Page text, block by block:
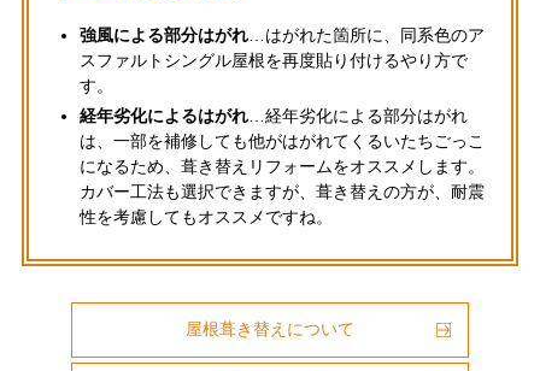
強風による部分はがれ…はがれた箇所に、同系色のア
スファルトシングル屋根を再度貼り付けるやり方で
す。
経年劣化によるはがれ…経年劣化による部分はがれ
は、一部を補修しても他がはがれてくるいたちごっこ
になるため、葺き替えリフォームをオススメします。
カバー工法も選択できますが、葺き替えの方が、耐震
性を考慮してもオススメですね。
屋根葺き替えについて